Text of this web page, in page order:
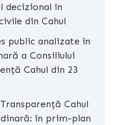
decizional în
din Cahul
public analizate în
a Consiliului
Cahul din 23
Cahul
în prim-plan